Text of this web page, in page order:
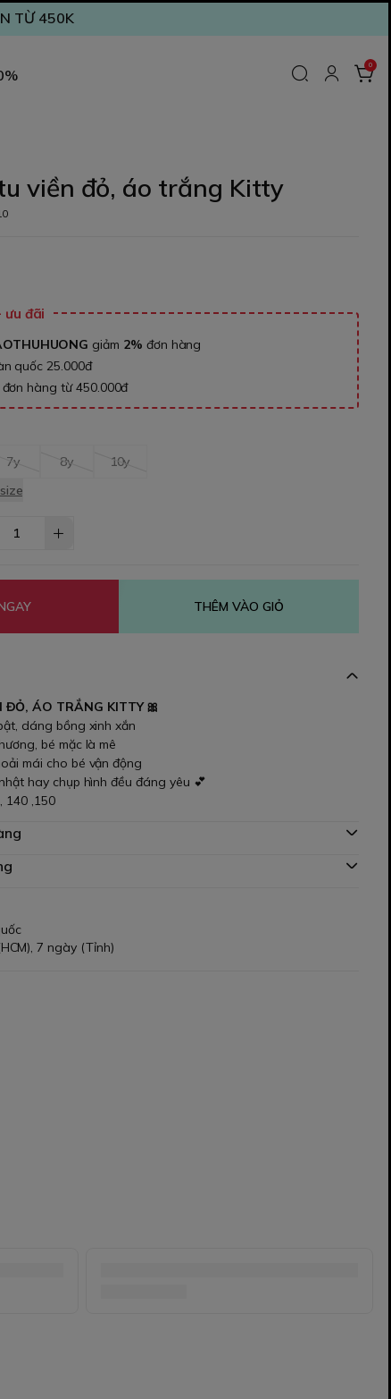
TỪ 450K
0
viền đỏ, áo trắng Kitty
ưu đãi
giảm 2% đơn hàng
quốc 25.000đ
hàng từ 450.000đ
7y 8y
10y
THÊM VÀO GIỎ
ĐỎ, ÁO TRẮNG KITTY 🎀
dáng bồng xinh xắn
bé mặc là mê
mái cho bé vận động
hay chụp hình đều đáng yêu 💕
140 ,150
7 ngày (Tỉnh)